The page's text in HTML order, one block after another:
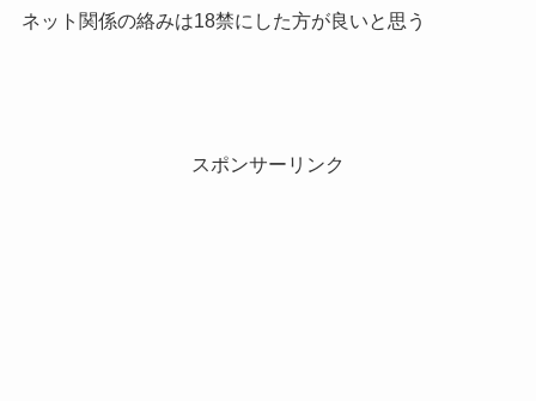
ネット関係の絡みは18禁にした方が良いと思う
スポンサーリンク